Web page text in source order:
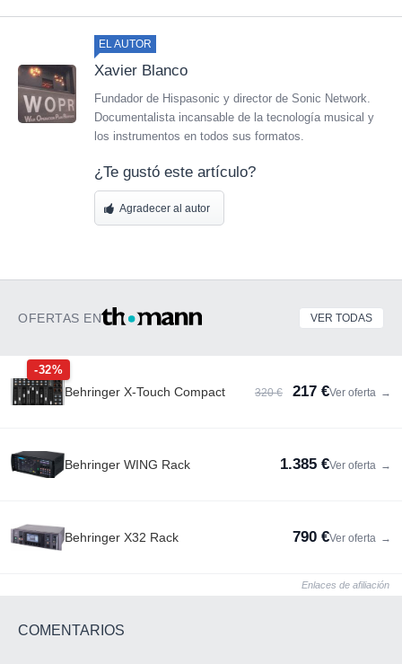
EL AUTOR
Xavier Blanco
Fundador de Hispasonic y director de Sonic Network.
Documentalista incansable de la tecnología musical y
los instrumentos en todos sus formatos.
¿Te gustó este artículo?
Agradecer al autor
OFERTAS EN VER TODAS
-32%
Behringer X-Touch Compact 320 € 217 €Ver oferta →
Behringer WING Rack 1.385 €Ver oferta →
Behringer X32 Rack 790 €Ver oferta →
Enlaces de afiliación
COMENTARIOS